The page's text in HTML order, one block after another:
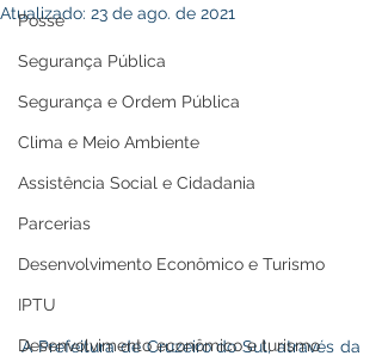
Posse
Segurança Pública
Segurança e Ordem Pública
Clima e Meio Ambiente
Assistência Social e Cidadania
Parcerias
Desenvolvimento Econômico e Turismo
IPTU
Desenvolvimento econômico e turismo
Atualizado: 23 de ago. de 2021
A Prefeitura de Cruzeiro do Sul, através da